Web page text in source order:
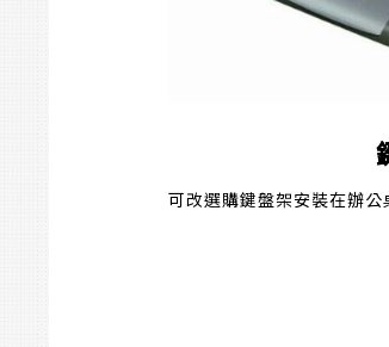
可改選購鍵盤架安裝在辦